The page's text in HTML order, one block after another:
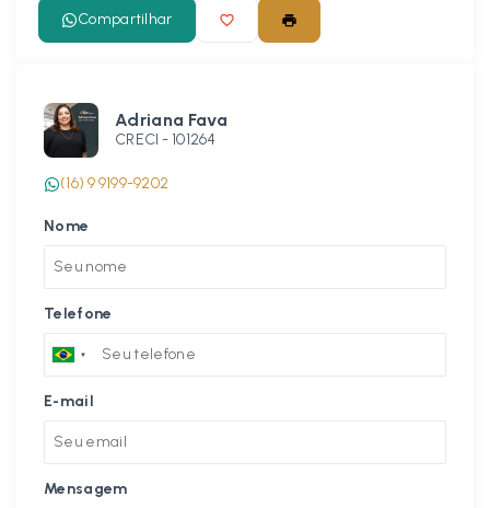
Compartilhar
Adriana Fava
CRECI - 101264
(16) 9 9199-9202
Nome
Telefone
E-mail
Mensagem